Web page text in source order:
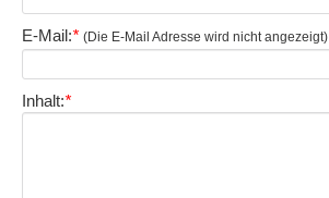
E-Mail:* (Die E-Mail Adresse wird nicht angezeigt)
Inhalt:*